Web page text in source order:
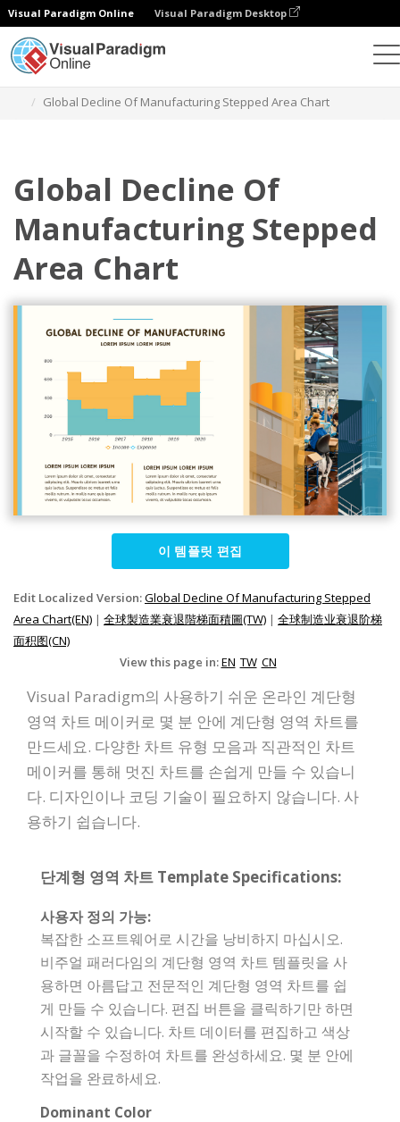
Visual Paradigm Online Visual Paradigm Desktop
Global Decline Of Manufacturing Stepped Area Chart
Global Decline Of
Manufacturing Stepped
Area Chart
이 템플릿 편집
Edit Localized Version:Global Decline Of Manufacturing Stepped
Area Chart(EN) | 全球製造業衰退階梯面積圖(TW) | 全球制造业衰退阶梯
面积图(CN)
View this page in:EN TW CN
Visual Paradigm의 사용하기 쉬운 온라인 계단형
영역 차트 메이커로 몇 분 안에 계단형 영역 차트를
만드세요. 다양한 차트 유형 모음과 직관적인 차트
메이커를 통해 멋진 차트를 손쉽게 만들 수 있습니
다. 디자인이나 코딩 기술이 필요하지 않습니다. 사
용하기 쉽습니다.
단계형 영역 차트 Template Specifications:
사용자 정의 가능:
복잡한 소프트웨어로 시간을 낭비하지 마십시오.
비주얼 패러다임의 계단형 영역 차트 템플릿을 사
용하면 아름답고 전문적인 계단형 영역 차트를 쉽
게 만들 수 있습니다. 편집 버튼을 클릭하기만 하면
시작할 수 있습니다. 차트 데이터를 편집하고 색상
과 글꼴을 수정하여 차트를 완성하세요. 몇 분 안에
작업을 완료하세요.
Dominant Color